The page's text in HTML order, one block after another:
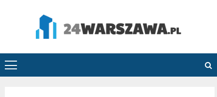
24Warszawa.pl